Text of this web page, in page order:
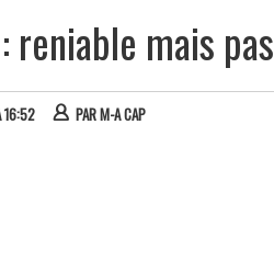
reniable mais
16:52 PARM-A CAP